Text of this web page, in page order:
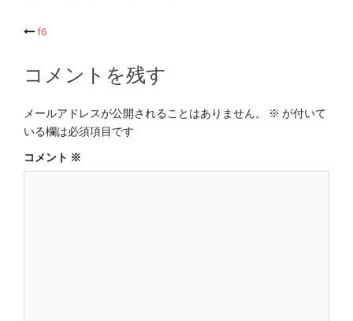
投
ナ
ビ
ゲ
ー
シ
f6
コメントを残す
メールアドレスが公開されることはありません。 ※ が付いて
いる欄は必須項目です
コメント ※